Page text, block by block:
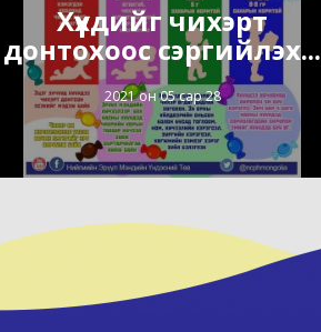
Хүүхдийг чихэрт
донтохоос сэргийлэх...
2021 он 05 сар 28